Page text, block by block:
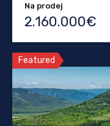
Na prodej
2.160.000€
Featured